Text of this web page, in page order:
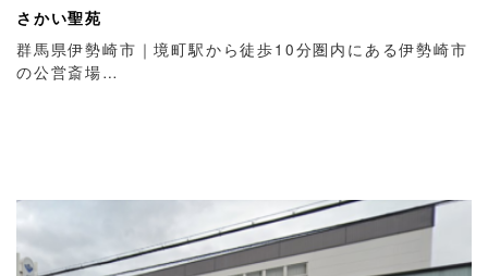
さかい聖苑
群馬県伊勢崎市｜境町駅から徒歩10分圏内にある伊勢崎市
の公営斎場…